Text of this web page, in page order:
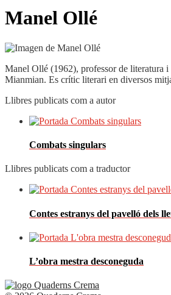
Manel Ollé
Manel Ollé (1962), professor de literatura
Mianmian. Es crític literari en diversos
Llibres publicats com a autor
Combats singulars
Llibres publicats com a traductor
Contes estranys del pavelló dels
L’obra mestra desconeguda